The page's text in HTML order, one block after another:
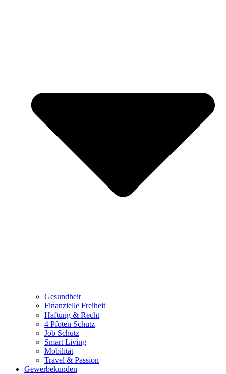
Gesundheit
Finanzielle Freiheit
Haftung & Recht
4 Pfoten Schutz
Job Schutz
Smart Living
Mobilität
Travel & Passion
Gewerbekunden